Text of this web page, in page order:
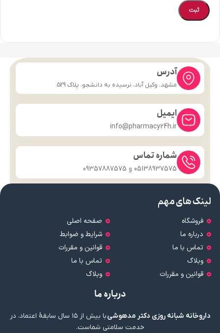
آدرس
مشهد، وکیل آباد، نرسیده به دانشجو، پلاک 529
ایمیل
info@pharmacy24h.ir
شماره تماس
05138937575 و 09357887575
لینک های مهم
فروشگاه
درباره ما
تماس با ما
وبلاگ
قوانین و مقررات
صفحه اصلی
شرایط و ضوابط
قوانین و مقررات
تماس با ما
وبلاگ
درباره ما
داروخانه شبانه روزی دکتر مدهوشی
با بیش از ۱۵ سال سابقهٔ اعتماد، در
خدمت سلامتی شماست.